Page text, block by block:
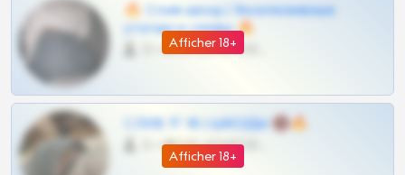
Afficher 18+
🔥 Слив шкод | Эксклюзивные
утечки и сливы 🔥
0 •
Afficher 18+
СЛИВ ТГ 18 | ШКОДЫ 🔞🔥
0 •